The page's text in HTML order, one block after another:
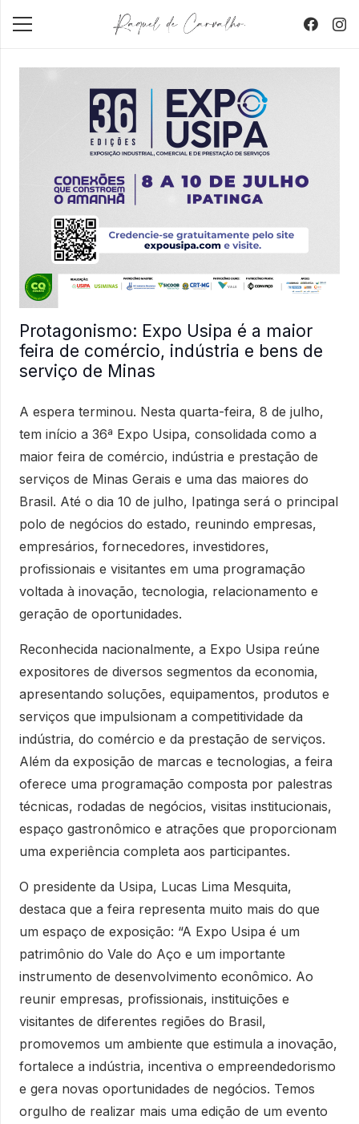
Protagonismo: Expo Usipa é a maior
feira de comércio, indústria e bens de
serviço de Minas
A espera terminou. Nesta quarta-feira, 8 de julho,
tem início a 36ª Expo Usipa, consolidada como a
maior feira de comércio, indústria e prestação de
serviços de Minas Gerais e uma das maiores do
Brasil. Até o dia 10 de julho, Ipatinga será o principal
polo de negócios do estado, reunindo empresas,
empresários, fornecedores, investidores,
profissionais e visitantes em uma programação
voltada à inovação, tecnologia, relacionamento e
geração de oportunidades.
Reconhecida nacionalmente, a Expo Usipa reúne
expositores de diversos segmentos da economia,
apresentando soluções, equipamentos, produtos e
serviços que impulsionam a competitividade da
indústria, do comércio e da prestação de serviços.
Além da exposição de marcas e tecnologias, a feira
oferece uma programação composta por palestras
técnicas, rodadas de negócios, visitas institucionais,
espaço gastronômico e atrações que proporcionam
uma experiência completa aos participantes.
O presidente da Usipa, Lucas Lima Mesquita,
destaca que a feira representa muito mais do que
um espaço de exposição: “A Expo Usipa é um
patrimônio do Vale do Aço e um importante
instrumento de desenvolvimento econômico. Ao
reunir empresas, profissionais, instituições e
visitantes de diferentes regiões do Brasil,
promovemos um ambiente que estimula a inovação,
fortalece a indústria, incentiva o empreendedorismo
e gera novas oportunidades de negócios. Temos
orgulho de realizar mais uma edição de um evento